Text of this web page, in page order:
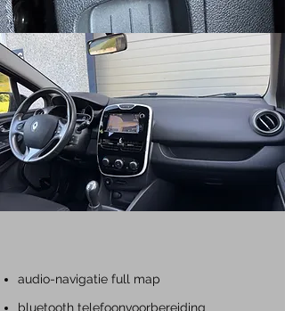
audio-navigatie full map
bluetooth telefoonvoorbereiding